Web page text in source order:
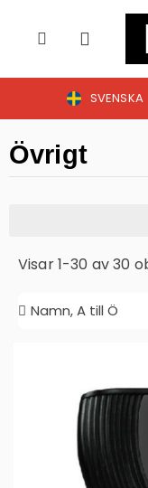
SVENSKA
Övrigt
Visar 1-30 av 30